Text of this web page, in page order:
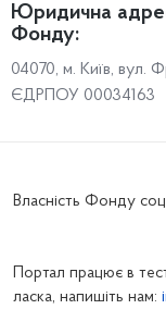
Фонду
відділення
відділення
відділення
відділення
Юридична
Фонду:
04070, м. Київ, вул.
ЄДРПОУ 00034163
Власність Фонду
Портал працює в
ласка, напишіть нам: